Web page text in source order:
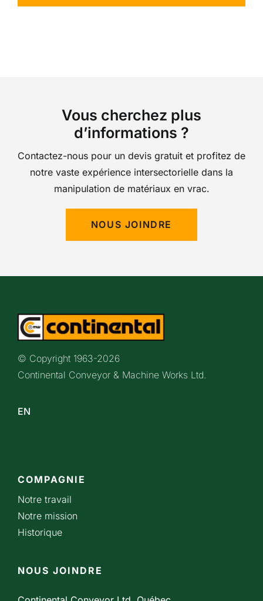
Vous cherchez plus
d’informations ?
Contactez-nous pour un devis gratuit et profitez de
notre vaste expérience intersectorielle dans la
manipulation de matériaux en vrac.
NOUS JOINDRE
© Copyright 1963-2026
Continental Conveyor & Machine Works Ltd.
EN
COMPAGNIE
Notre travail
Notre mission
Historique
NOUS JOINDRE